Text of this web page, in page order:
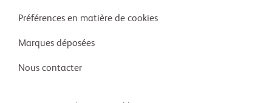
Préférences en matière de cookies
Marques déposées
Nous contacter